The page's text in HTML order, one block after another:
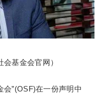
基金会官网）
会”(OSF)在一份声明中